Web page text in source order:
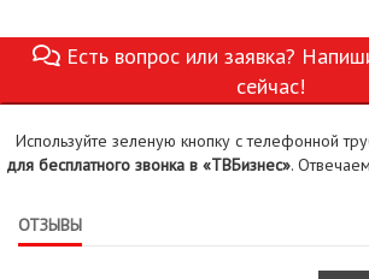
Есть вопрос или заявка? Напишите менеджеру
сейчас!
Используйте зеленую кнопку с телефонной
для бесплатного звонка в «ТВБизнес».
ОТЗЫВЫ